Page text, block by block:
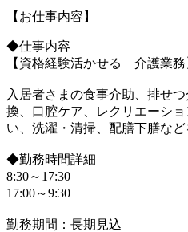
【お仕事内容】
◆仕事内容
【資格経験活かせる 介護業務
入居者さまの食事介助、排せ
換、口腔ケア、レクリエーシ
い、洗濯・清掃、配膳下膳など
◆勤務時間詳細
8:30～17:30
17:00～9:30
勤務期間：長期見込